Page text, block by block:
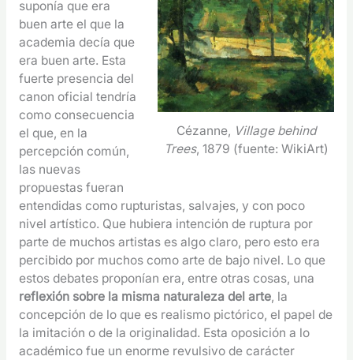
Cézanne, Village behind
Trees, 1879 (fuente: WikiArt)
suponía que era
buen arte el que la
academia decía que
era buen arte. Esta
fuerte presencia del
canon oficial tendría
como consecuencia
el que, en la
percepción común,
las nuevas
propuestas fueran
entendidas como rupturistas, salvajes, y con poco
nivel artístico. Que hubiera intención de ruptura por
parte de muchos artistas es algo claro, pero esto era
percibido por muchos como arte de bajo nivel. Lo que
estos debates proponían era, entre otras cosas, una
reflexión sobre la misma naturaleza del arte, la
concepción de lo que es realismo pictórico, el papel de
la imitación o de la originalidad. Esta oposición a lo
académico fue un enorme revulsivo de carácter